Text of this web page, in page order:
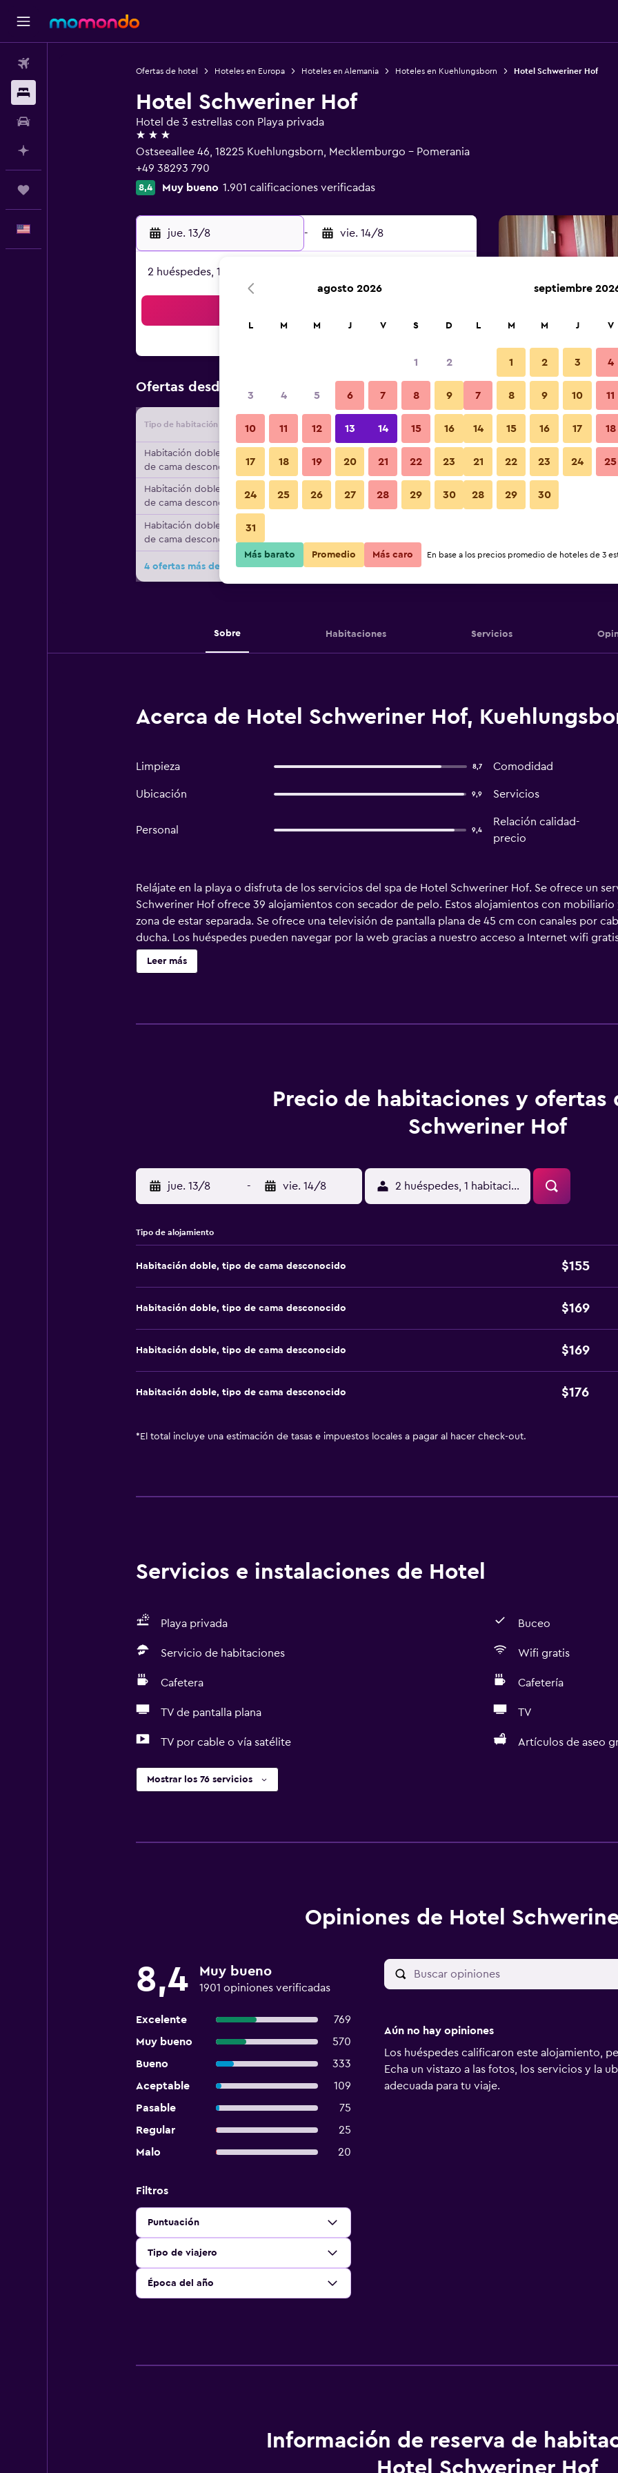
Ofertas de hotel Hoteles en Europa Hoteles en Alemania Hoteles en Kuehlungsborn Hotel Schweriner Hof
Hotel Schweriner Hof
Hotel de 3 estrellas con Playa privada
3 estrellas
Ostseeallee 46, 18225 Kuehlungsborn, Mecklemburgo - Pomerania
+49 38293 790
8,4 Muy bueno 1.901 calificaciones verificadas
jue. 13/8 - vie. 14/8
2 huéspedes, 1 habitación
Ofertas desde Oferta más barata de precio por noche
Tipo de habitación Proveedor Total noche
Habitación doble, tipo
de cama desconocido
$155 Ver oferta
Habitación doble, tipo
de cama desconocido
$169 Ver oferta
Habitación doble, tipo
de cama desconocido
4 ofertas más de Hotel Schweriner Hof
Sala de estar
Fotos
Sobre Habitaciones Servicios
Acerca de Hotel Schweriner Hof,
Limpieza 8,7 Comodidad
Ubicación 9,9 Servicios
Personal 9,4
Relación calidad-
precio
Relájate en la playa o disfruta de los servicios del spa de Hotel Schweriner Hof. Se ofrece un
Schweriner Hof ofrece 39 alojamientos con secador de pelo. Estos alojamientos con
zona de estar separada. Se ofrece una televisión de pantalla plana de 45 cm con canales por
ducha. Los huéspedes pueden navegar por la web gracias a nuestro acceso a Internet wifi
para las personas de negocios incluyen escritorio y teléfono. Se ofrece servicio de limpieza a
de ocio y esparcimiento que se indican más abajo en las instalaciones o cerca del alojamiento
Leer más
Precio de habitaciones y ofertas
Schweriner Hof
jue. 13/8 - vie. 14/8 2 huéspedes, 1 habitación
Tipo de alojamiento
Habitación doble, tipo de cama desconocido $155
Habitación doble, tipo de cama desconocido $169
Habitación doble, tipo de cama desconocido $169
Habitación doble, tipo de cama desconocido $176
* El total incluye una estimación de tasas e impuestos locales a pagar al hacer check-out.
Servicios e instalaciones de Hotel
Playa privada Buceo
Servicio de habitaciones Wifi gratis
Cafetera Cafetería
TV de pantalla plana TV
TV por cable o vía satélite Artículos de aseo
Mostrar los 76 servicios
Opiniones de Hotel
8,4 Muy bueno
1901 opiniones verificadas
Excelente
769
Muy bueno
570
Bueno
333
Aceptable
109
Pasable
75
Regular
25
Malo
20
Filtros
Puntuación
Tipo de viajero
Época del año
Aún no hay opiniones
Los huéspedes calificaron este alojamiento,
Echa un vistazo a las fotos, los servicios y la
adecuada para tu viaje.
Información de reserva de
Hotel Schweriner Hof
agosto 2026
L M M J V S D
1 2
3 4 5 6 7 8 9
10 11 12 13 14 15 16
17 18 19 20 21 22 23
24 25 26 27 28 29 30
31
septiembre
L M M J V
1 2 3 4
7 8 9 10 11
14 15 16 17 18
21 22 23 24 25
28 29 30
Más barato Promedio Más caro En base a los precios promedio de hoteles de 3